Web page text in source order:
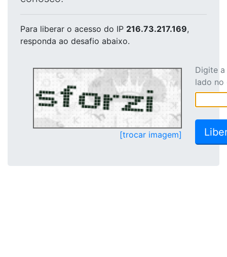
Para liberar o acesso do IP 216.73.217.169,
responda ao desafio abaixo.
[trocar imagem]
Digite
lado no